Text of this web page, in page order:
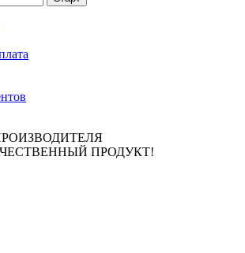
ПРОДУКТ!